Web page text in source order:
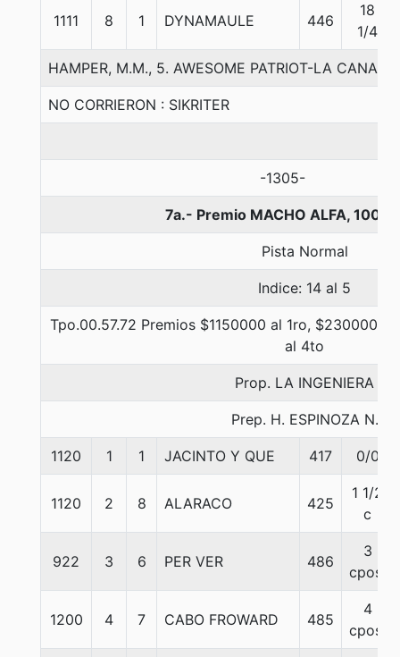
1111 8 1 DYNAMAULE 446
18
1/4
HAMPER, M.M., 5. AWESOME PATRIOT-LA
NO CORRIERON : SIKRITER
-1305-
7a.- Premio MACHO ALFA, 1000
Pista Normal
Indice: 14 al 5
Tpo.00.57.72 Premios $1150000 al 1ro, $230000
al 4to
Prop. LA INGENIERA
Prep. H. ESPINOZA N.
1120 1 1 JACINTO Y QUE 417 0/0
1120 2 8 ALARACO 425
1 1/2
c
922 3 6 PER VER 486
3
cpos.
1200 4 7 CABO FROWARD 485
4
cpos.